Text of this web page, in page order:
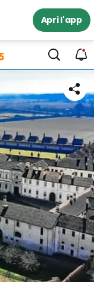
Apri l'app